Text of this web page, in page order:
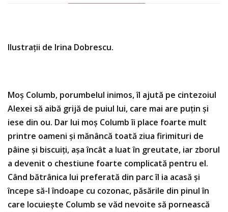
Il​ustrații de Irina Dobrescu.
Moș Columb, porumbelul inimos, îl ajută pe cintezoiul
Alexei să aibă grijă de puiul lui, care mai are puțin și
iese din ou. Dar lui moș Columb îi place foarte mult
printre oameni și mănâncă toată ziua firimituri de
pâine și biscuiți, așa încât a luat în greutate, iar zborul
a devenit o chestiune foarte complicată pentru el.
Când bătrânica lui preferată din parc îl ia acasă și
începe să-l îndoape cu cozonac, păsările din pinul în
care locuiește Columb se văd nevoite să pornească